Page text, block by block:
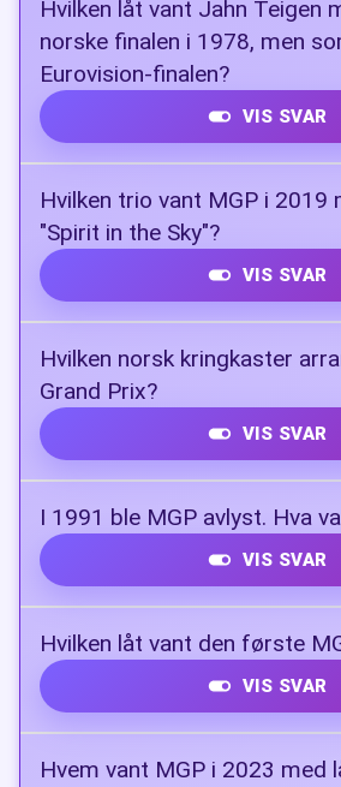
Hvilken låt vant Jahn Teigen
norske finalen i 1978, men
Eurovision-finalen?
VIS SVAR
Hvilken trio vant MGP i 2019
"Spirit in the Sky"?
VIS SVAR
Hvilken norsk kringkaster
Grand Prix?
VIS SVAR
I 1991 ble MGP avlyst. Hva
VIS SVAR
NRK mente at ingen av de
holdt mål
Hvilken låt vant den første
VIS SVAR
Hvem vant MGP i 2023 med